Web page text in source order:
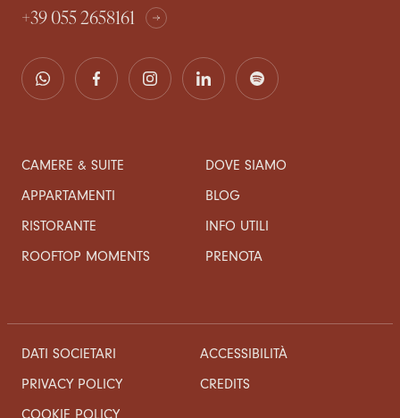
+39 055 2658161
CAMERE & SUITE
APPARTAMENTI
RISTORANTE
ROOFTOP MOMENTS
DOVE SIAMO
BLOG
INFO UTILI
PRENOTA
DATI SOCIETARI
PRIVACY POLICY
COOKIE POLICY
ACCESSIBILITÀ
CREDITS